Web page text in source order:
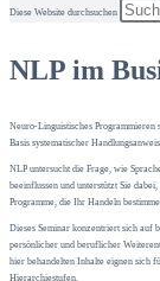
Diese Website durchsuchen
NLP im
Neuro-Linguistisches
Basis systematischer
NLP untersucht die Frage, wie
beeinflussen und unterstützt Sie
Programme, die Ihr Handeln
Dieses Seminar konzentriert sich auf
persönlicher und beruflicher
hier behandelten Inhalte eignen sich
Hierarchiestufen.